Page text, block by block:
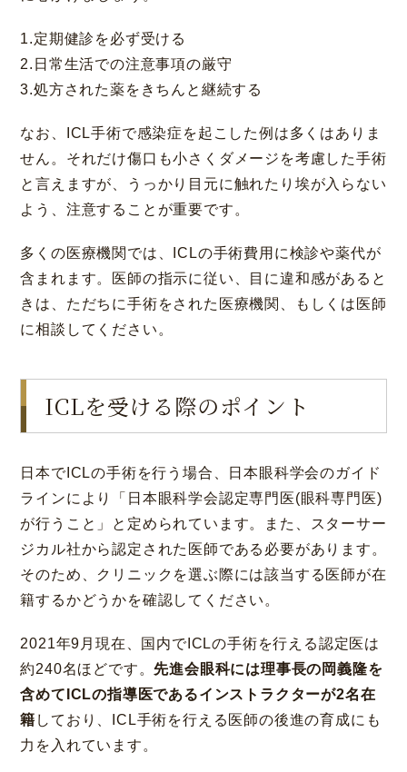
1.定期健診を必ず受ける
2.日常生活での注意事項の厳守
3.処方された薬をきちんと継続する
なお、ICL手術で感染症を起こした例は多くはありま
せん。それだけ傷口も小さくダメージを考慮した手術
と言えますが、うっかり目元に触れたり埃が入らない
よう、注意することが重要です。
多くの医療機関では、ICLの手術費用に検診や薬代が
含まれます。医師の指示に従い、目に違和感があると
きは、ただちに手術をされた医療機関、もしくは医師
に相談してください。
ICLを受ける際のポイント
日本でICLの手術を行う場合、日本眼科学会のガイド
ラインにより「日本眼科学会認定専門医(眼科専門医)
が行うこと」と定められています。また、スターサー
ジカル社から認定された医師である必要があります。
そのため、クリニックを選ぶ際には該当する医師が在
籍するかどうかを確認してください。
2021年9月現在、国内でICLの手術を行える認定医は
約240名ほどです。 先進会眼科には理事長の岡義隆を
含めてICLの指導医であるインストラクターが2名在
籍 しており、ICL手術を行える医師の後進の育成にも
力を入れています。